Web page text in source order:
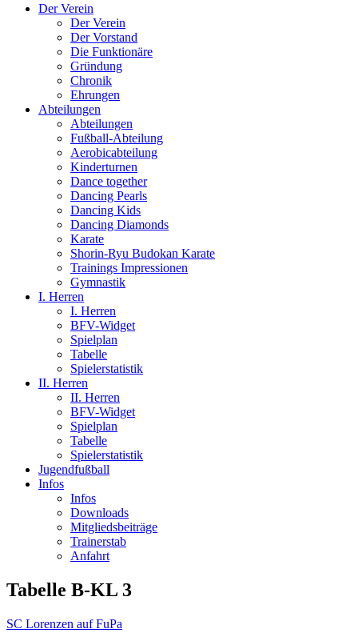
Der Verein
Der Verein
Der Vorstand
Die Funktionäre
Gründung
Chronik
Ehrungen
Abteilungen
Abteilungen
Fußball-Abteilung
Aerobicabteilung
Kinderturnen
Dance together
Dancing Pearls
Dancing Kids
Dancing Diamonds
Karate
Shorin-Ryu Budokan Karate
Trainings Impressionen
Gymnastik
I. Herren
I. Herren
BFV-Widget
Spielplan
Tabelle
Spielerstatistik
II. Herren
II. Herren
BFV-Widget
Spielplan
Tabelle
Spielerstatistik
Jugendfußball
Infos
Infos
Downloads
Mitgliedsbeiträge
Trainerstab
Anfahrt
Tabelle B-KL 3
SC Lorenzen auf FuPa